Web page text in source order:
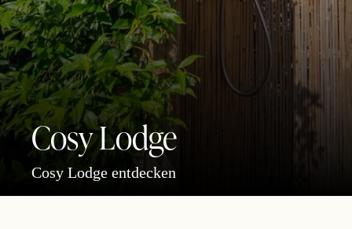
Cosy Lodge
Cosy Lodge entdecken